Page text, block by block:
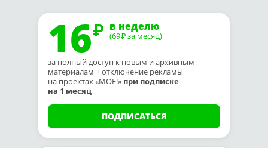
16 в неделю
(69₽ за месяц)
за полный доступ к новым и архивным
материалам + отключение рекламы
на проектах «МОЁ!» при подписке
на 1 месяц
ПОДПИСАТЬСЯ